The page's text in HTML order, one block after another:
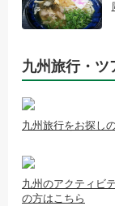
九州旅行・ツ
九州旅行をお探しの
九州のアクティビ
の方はこちら